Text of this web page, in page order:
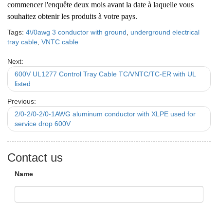
commencer l'enquête deux mois avant la date à laquelle vous
souhaitez obtenir les produits à votre pays.
Tags: 4\/0awg 3 conductor with ground
underground electrical
tray cable VNTC cable
Next:
600V UL1277 Control Tray Cable TC/VNTC/TC-ER with UL
listed
Previous:
2/0-2/0-2/0-1AWG aluminum conductor with XLPE used for
service drop 600V
Contact us
Name